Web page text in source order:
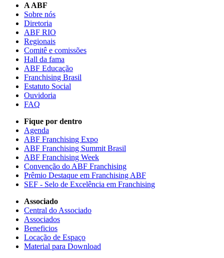
A ABF
Sobre nós
Diretoria
ABF RIO
Regionais
Comitê e comissões
Hall da fama
ABF Educação
Franchising Brasil
Estatuto Social
Ouvidoria
FAQ
Fique por dentro
Agenda
ABF Franchising Expo
ABF Franchising Summit Brasil
ABF Franchising Week
Convenção do ABF Franchising
Prêmio Destaque em Franchising ABF
SEF - Selo de Excelência em Franchising
Associado
Central do Associado
Associados
Beneficios
Locação de Espaço
Material para Download